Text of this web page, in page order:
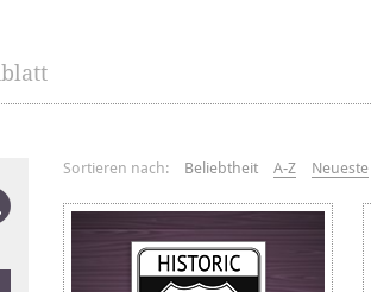
Sortieren nach: Beliebtheit A-Z Neueste